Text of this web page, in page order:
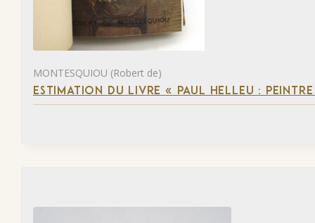
MONTESQUIOU (Robert de)
ESTIMATION DU LIVRE « PAUL HELLEU :